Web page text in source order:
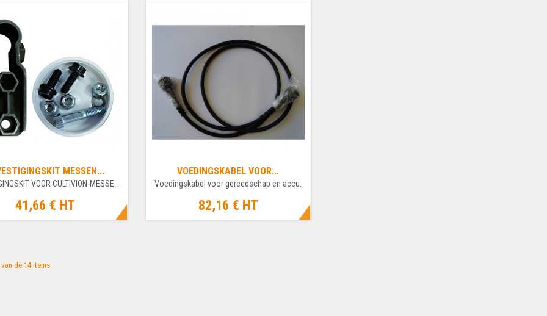
MESSEN...
41,66 € HT
VOEDINGSKABEL VOOR...
Voedingskabel voor gereedschap en accu.
82,16 € HT
de 14 items